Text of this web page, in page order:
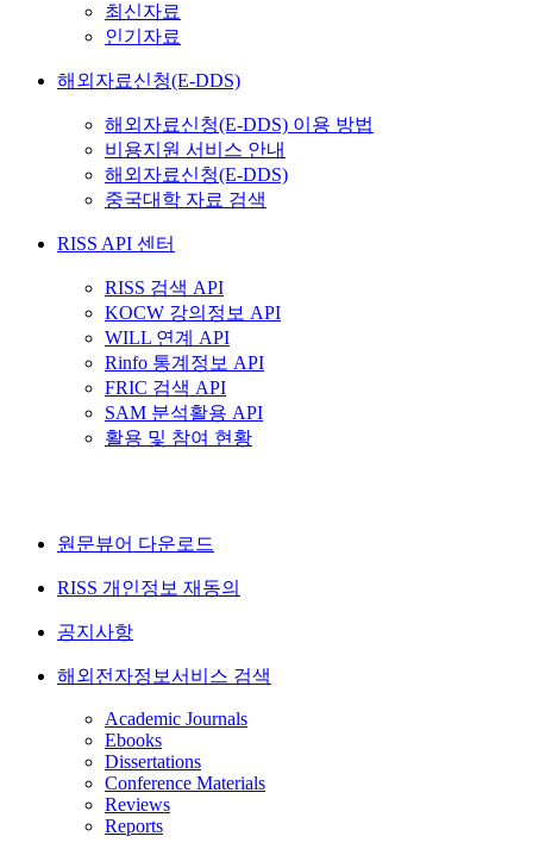
최신자료
인기자료
해외자료신청(E-DDS)
해외자료신청(E-DDS) 이용 방법
비용지원 서비스 안내
해외자료신청(E-DDS)
중국대학 자료 검색
RISS API 센터
RISS 검색 API
KOCW 강의정보 API
WILL 연계 API
Rinfo 통계정보 API
FRIC 검색 API
SAM 분석활용 API
활용 및 참여 현황
원문뷰어 다운로드
RISS 개인정보 재동의
공지사항
해외전자정보서비스 검색
Academic Journals
Ebooks
Dissertations
Conference Materials
Reviews
Reports